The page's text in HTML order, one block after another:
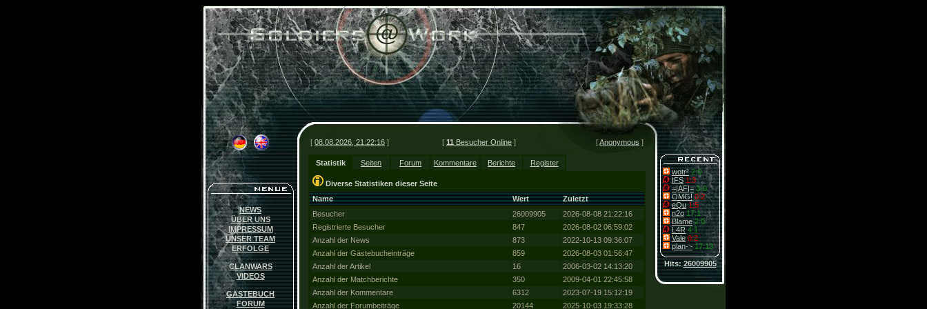
[ 08.08.2026, 21:22:16 ] [ 11 Besucher Online ] [Anonymous ]
NEWS
ÜBER UNS
IMPRESSUM
UNSER TEAM
ERFOLGE
CLANWARS
VIDEOS
GÄSTEBUCH
FORUM
Statistik Seiten Forum Kommentare Berichte Register
Diverse Statistiken dieser Seite
Name
Wert
Zuletzt
Besucher
26009905
2026-08-08 21:22:16
Registrierte Besucher
847
2026-08-02 06:59:02
Anzahl der News
873
2022-10-13 09:36:07
Anzahl der Gästebucheinträge
859
2026-08-03 01:56:47
Anzahl der Artikel
16
2006-03-02 14:13:20
Anzahl der Matchberichte
350
2009-04-01 22:45:58
Anzahl der Kommentare
6312
2023-07-19 15:12:19
Anzahl der Forumbeiträge
20144
2025-10-03 19:33:28
wotr² 2:0
IFS 1:3
=|AF|= 3-0
OMG! 0:2
eQu 1:5
n2o 17:1
Blame 2:0
L4R 4:1
Vale 0:2
plan-~ 17:13
Hits:26009905